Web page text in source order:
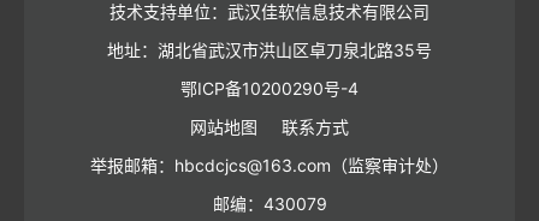
技术支持单位：武汉佳软信息技术有限公司
地址：湖北省武汉市洪山区卓刀泉北路35号
鄂ICP备10200290号-4
网站地图
联系方式
举报邮箱：hbcdcjcs@163.com（监察审计处）
邮编：430079